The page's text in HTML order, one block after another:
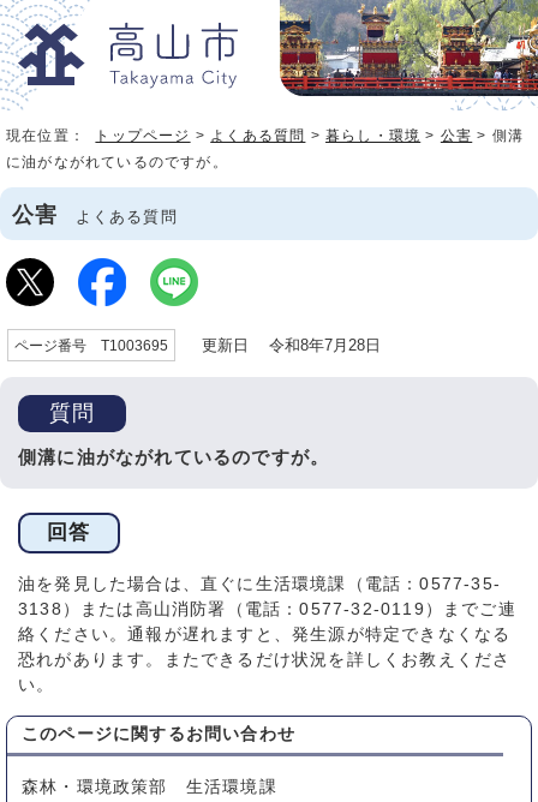
現在位置： トップページ > よくある質問 >暮らし・環境 > 公害 > 側溝
に油がながれているのですが。
公害 よくある質問
ページ番号 T1003695 更新日 令和8年7月28日
質問
側溝に油がながれているのですが。
回答
油を発見した場合は、直ぐに生活環境課（電話：0577-35-
3138）または高山消防署（電話：0577-32-0119）までご連
絡ください。通報が遅れますと、発生源が特定できなくなる
恐れがあります。またできるだけ状況を詳しくお教えくださ
い。
このページに関する お問い合わせ
森林・環境政策部 生活環境課